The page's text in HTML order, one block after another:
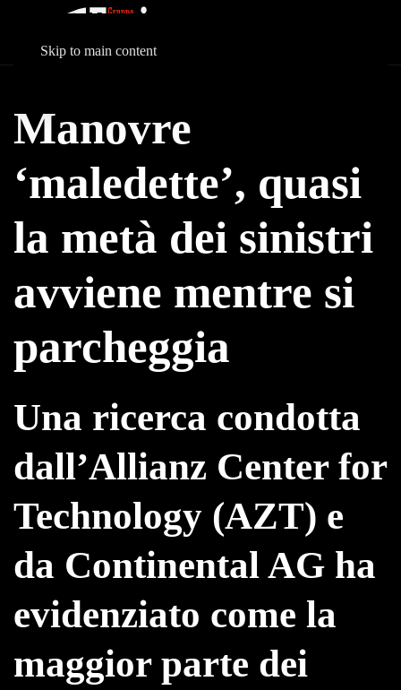
Skip to main content
Manovre
‘maledette’, quasi
la metà dei sinistri
avviene mentre si
parcheggia
Una ricerca condotta
dall’Allianz Center for
Technology (AZT) e
da Continental AG ha
evidenziato come la
maggior parte dei